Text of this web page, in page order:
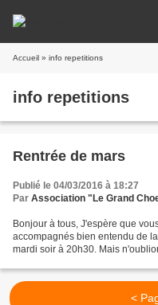
Accueil » info repetitions
info repetitions
Rentrée de mars
Publié le 04/03/2016 à 18:27
Par Association "Le Grand
Bonjour à tous, J'espère que
accompagnés bien entendu de
mardi soir à 20h30. Mais
<